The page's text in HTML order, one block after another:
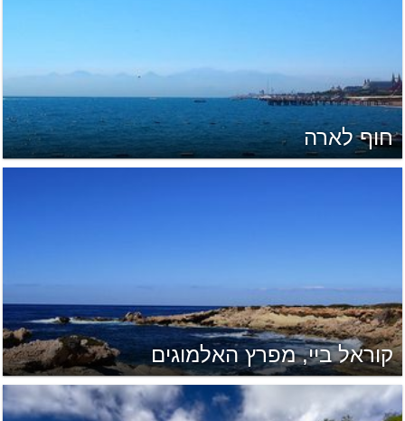
חוף לארה
קוראל ביי, מפרץ האלמוגים